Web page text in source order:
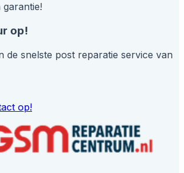
garantie!
op!
de snelste post reparatie service van
op!